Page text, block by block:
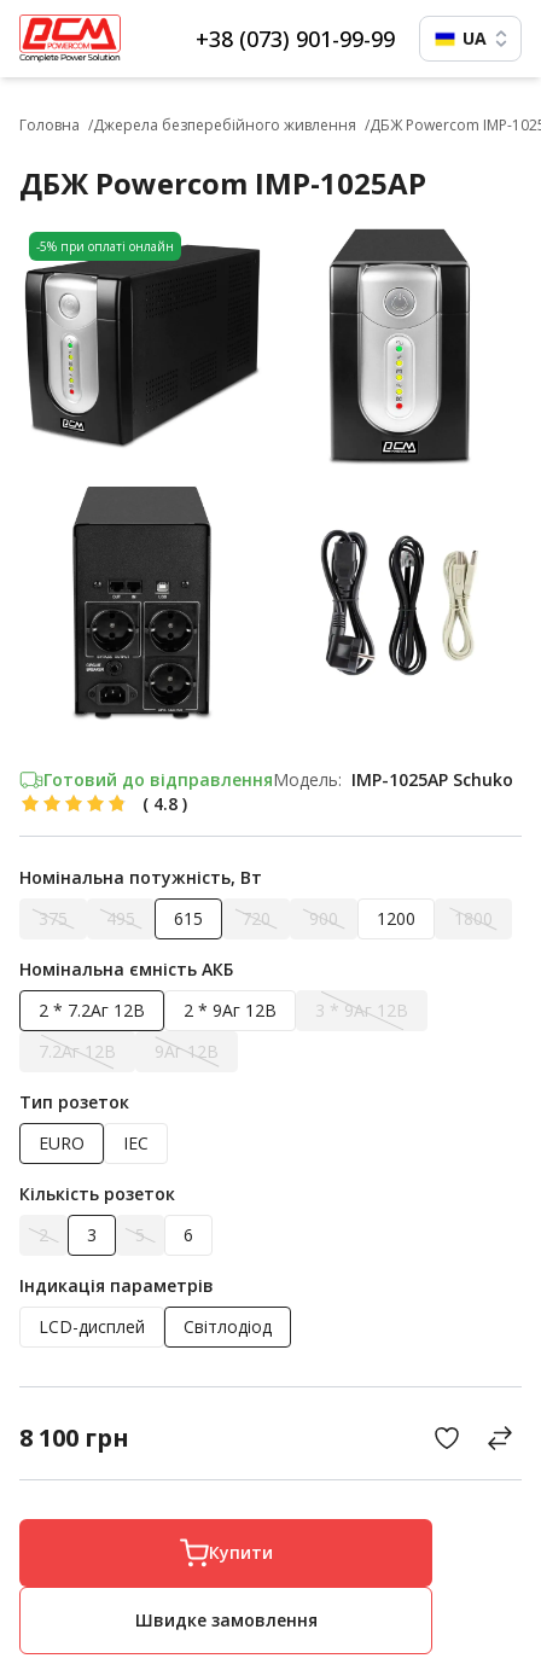
+38 (073) 901-99-99 UA
Головна Джерела безперебійного живлення ДБЖ Powercom IMP-
ДБЖ Powercom IMP-1025AP
-5% при оплаті онлайн
Готовий до відправленняМодель: IMP-1025AP Schuko
( 4.8 )
Номінальна потужність, Вт
375
495 615 720 900 1200 1800
Номінальна ємність АКБ
2 * 7.2Аг 12В
2 * 9Аг 12В
3 * 9Аг 12В
7.2Аг 12В
9Аг 12В
Тип розеток
EURO
IEC
Кількість розеток
2
3 5 6
Індикація параметрів
LCD-дисплей
Світлодіод
8 100 грн
Купити
Швидке замовлення